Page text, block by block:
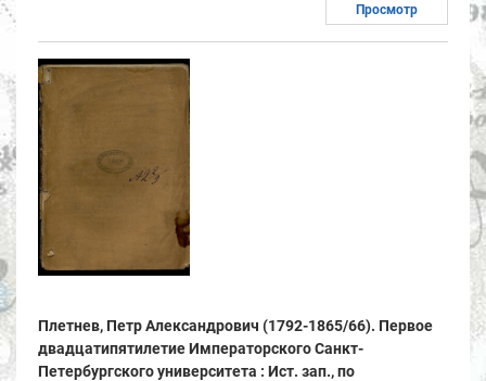
Просмотр
Плетнев, Петр Александрович (1792-1865/66). Первое
двадцатипятилетие Императорского Санкт-
Петербургского университета : Ист. зап., по